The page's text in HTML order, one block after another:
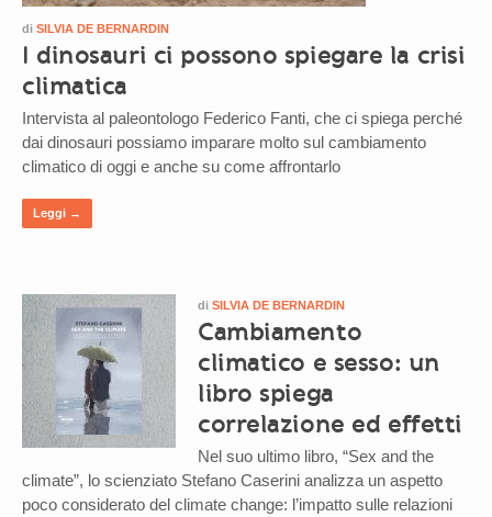
di SILVIA DE BERNARDIN
I dinosauri ci possono spiegare la crisi
climatica
Intervista al paleontologo Federico Fanti, che ci spiega perché
dai dinosauri possiamo imparare molto sul cambiamento
climatico di oggi e anche su come affrontarlo
Leggi →
di SILVIA DE BERNARDIN
Cambiamento
climatico e sesso: un
libro spiega
correlazione ed effetti
Nel suo ultimo libro, “Sex and the
climate”, lo scienziato Stefano Caserini analizza un aspetto
poco considerato del climate change: l’impatto sulle relazioni